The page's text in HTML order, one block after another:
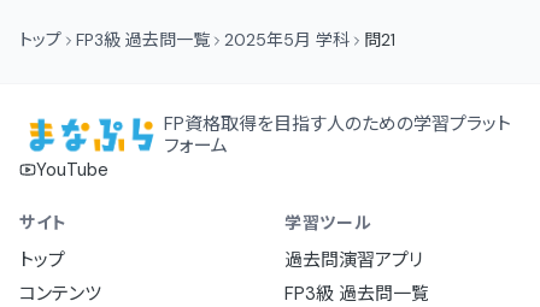
トップ FP3級 過去問一覧 2025年5月 学科 問21
FP資格取得を目指す人のための学習プラット
フォーム
YouTube
サイト
トップ
コンテンツ
学習ツール
過去問演習アプリ
FP3級 過去問一覧